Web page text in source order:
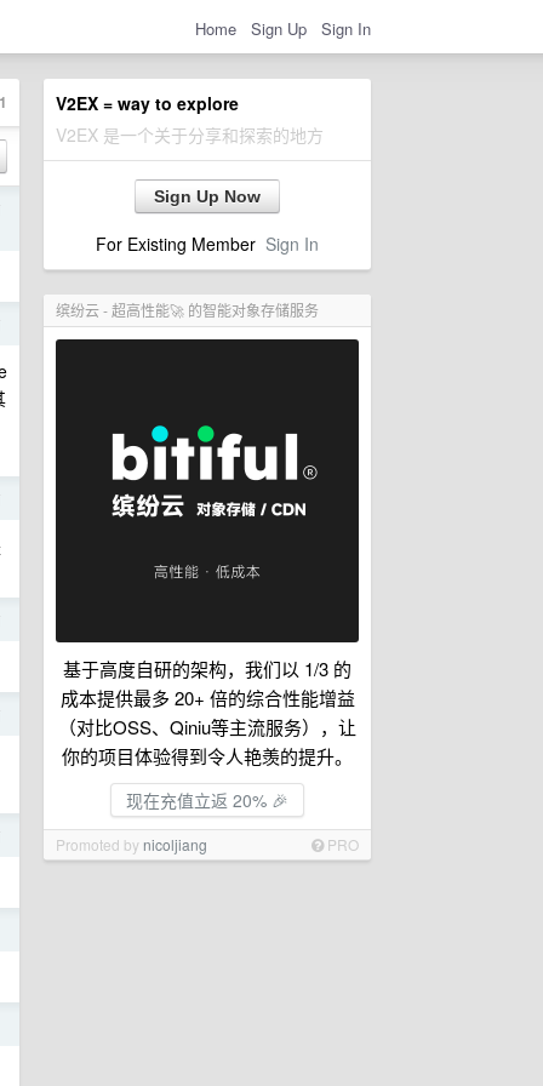
Home Sign Up Sign In
V2EX = way to explore
V2EX 是一个关于分享和探索的地方
Sign Up Now
For Existing Member Sign In
缤纷云 - 超高性能🚀 的智能对象存储服务
基于高度自研的架构，我们以 1/3 的
成本提供最多 20+ 倍的综合性能增益
（对比OSS、Qiniu等主流服务），让
你的项目体验得到令人艳羡的提升。
现在充值立返 20% 🎉
Promoted by nicoljiang PRO